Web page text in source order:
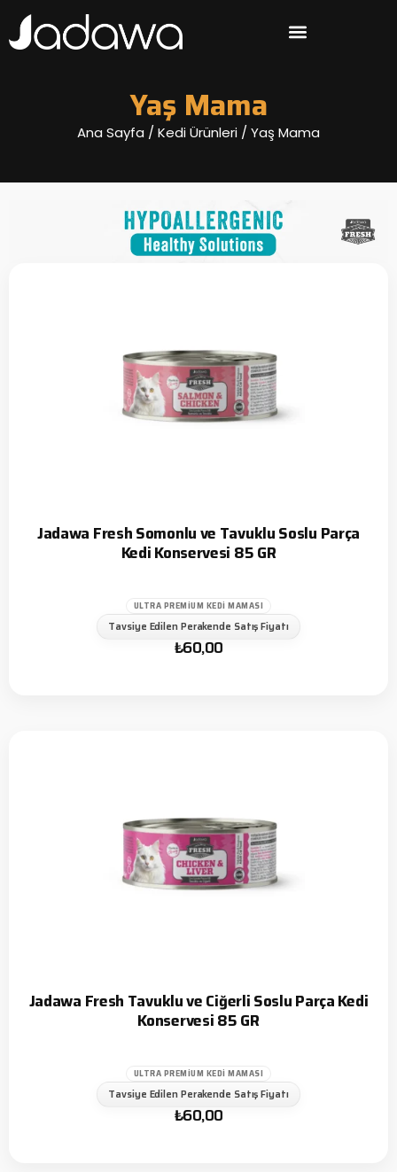
Yaş Mama
Ana Sayfa / Kedi Ürünleri / Yaş Mama
Jadawa Fresh Somonlu ve Tavuklu Soslu Parça
Kedi Konservesi 85 GR
ULTRA PREMIUM KEDI MAMASI
Tavsiye Edilen Perakende Satış Fiyatı
₺60,00
Jadawa Fresh Tavuklu ve Ciğerli Soslu Parça Kedi
Konservesi 85 GR
ULTRA PREMIUM KEDI MAMASI
Tavsiye Edilen Perakende Satış Fiyatı
₺60,00